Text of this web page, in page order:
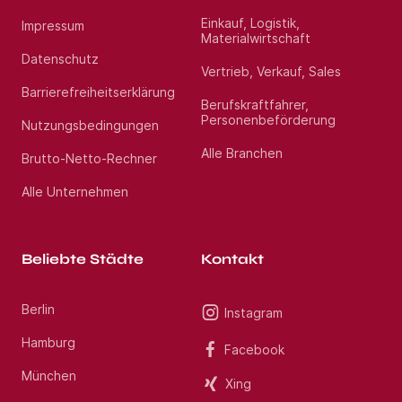
Impressum
Datenschutz
Barrierefreiheitserklärung
Nutzungsbedingungen
Brutto-Netto-Rechner
Alle Unternehmen
Einkauf, Logistik,
Materialwirtschaft
Vertrieb, Verkauf, Sales
Berufskraftfahrer,
Personenbeförderung
Alle Branchen
Beliebte Städte
Berlin
Hamburg
München
Kontakt
Instagram
Facebook
Xing